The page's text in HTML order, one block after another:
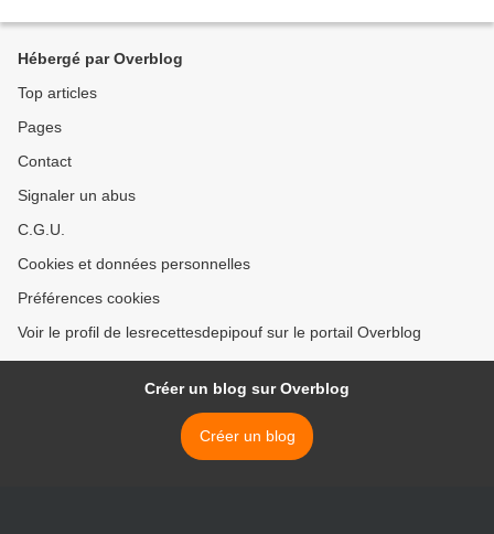
Hébergé par Overblog
Top articles
Pages
Contact
Signaler un abus
C.G.U.
Cookies et données personnelles
Préférences cookies
Voir le profil de lesrecettesdepipouf sur le portail Overblog
Créer un blog sur Overblog
Créer un blog